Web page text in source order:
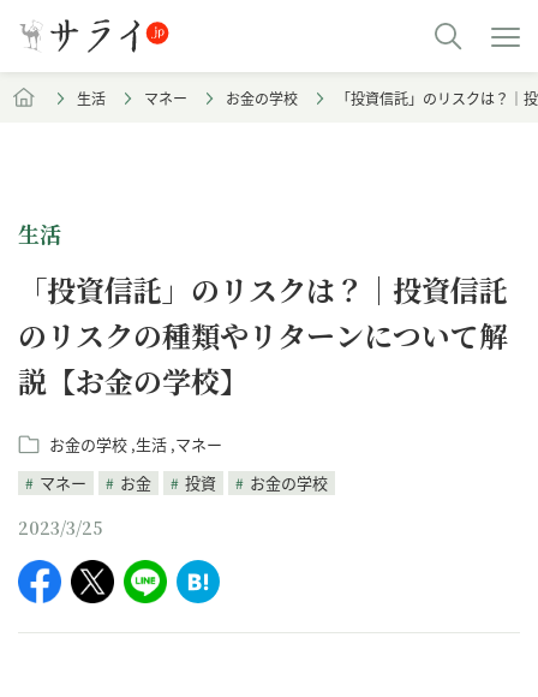
生活 マネー お金の学校 「投資信託」のリスクは？｜
生活
「投資信託」のリスクは？｜投資信託
のリスクの種類やリターンについて解
説【お金の学校】
お金の学校 生活 マネー
マネー
お金 投資 お金の学校
2023/3/25